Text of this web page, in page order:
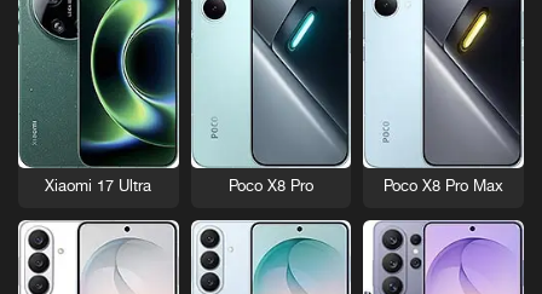
Poco X8 Pro Max
Poco X8 Pro
Xiaomi 17 Ultra